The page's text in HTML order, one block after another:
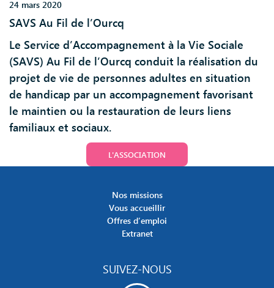
24 mars 2020
SAVS Au Fil de l’Ourcq
Le Service d’Accompagnement à la Vie Sociale
(SAVS) Au Fil de l’Ourcq conduit la réalisation du
projet de vie de personnes adultes en situation
de handicap par un accompagnement favorisant
le maintien ou la restauration de leurs liens
familiaux et sociaux.
L'ASSOCIATION
Nos missions
Vous accueillir
Offres d’emploi
Extranet
SUIVEZ-NOUS